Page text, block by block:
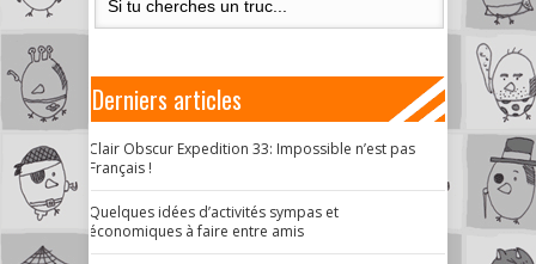
Derniers articles
Clair Obscur Expedition 33: Impossible n’est pas
Français !
Quelques idées d’activités sympas et
économiques à faire entre amis